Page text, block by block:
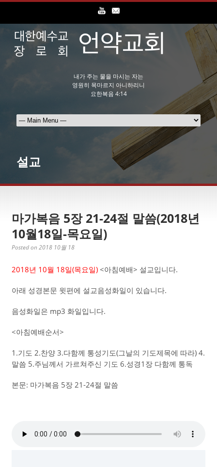
내가 주는 물을 마시는 자는
영원히 목마르지 아니하리니
요한복음 4:14
설교
마가복음 5장 21-24절 말씀(2018년
10월18일-목요일)
Posted on 2018 10월 18
2018년 10월 18일(목요일) <아침예배> 설교입니다.
아래 성경본문 윗편에 설교음성화일이 있습니다.
음성화일은 mp3 화일입니다.
<아침예배순서>
1.기도 2.찬양 3.다함께 통성기도(그날의 기도제목에 따라) 4.
말씀 5.주님께서 가르쳐주신 기도 6.성경1장 다함께 통독
본문: 마가복음 5장 21-24절 말씀